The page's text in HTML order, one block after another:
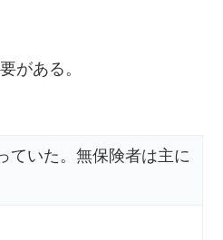
がある。
ていた。無保険者は主に